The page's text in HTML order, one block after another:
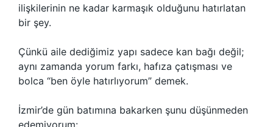
ilişkilerinin ne kadar karmaşık olduğunu hatırlatan
bir şey.
Çünkü aile dediğimiz yapı sadece kan bağı değil;
aynı zamanda yorum farkı, hafıza çatışması ve
bolca “ben öyle hatırlıyorum” demek.
İzmir’de gün batımına bakarken şunu düşünmeden
edemiyorum: